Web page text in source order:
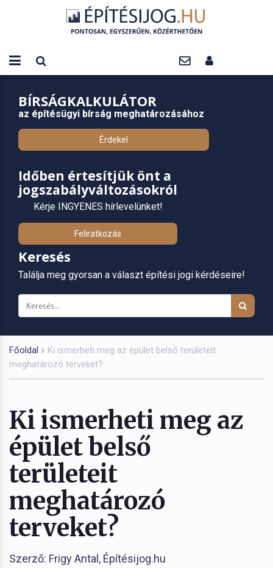
BÍRSÁGKALKULÁTOR
az építésügyi bírság meghatározásához
Érdekel
Időben értesítjük önt a
jogszabályváltozásokról
Kérje INGYENES hírlevelünket!
Feliratkozás
Keresés
Találja meg gyorsan a választ építési jogi kérdéseire!
Főoldal
Ki ismerheti meg az épület belső területeit
meghatározó terveket?
Ki ismerheti meg az
épület belső
területeit
meghatározó
terveket?
Szerző: Frigy Antal, Építésijog.hu